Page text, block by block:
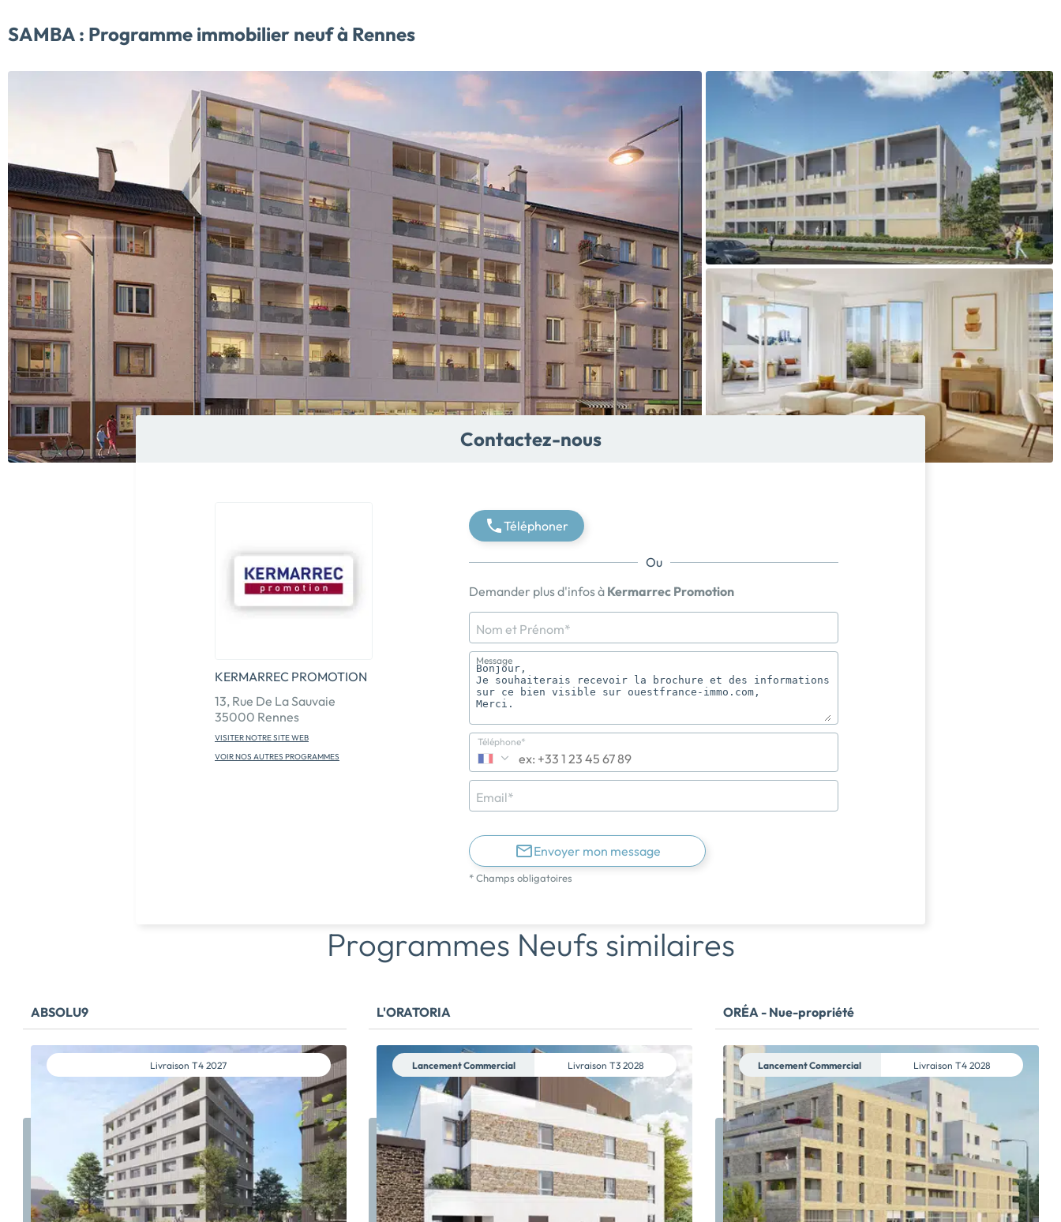
SAMBA : Programme immobilier neuf à Rennes
Contactez-nous
KERMARREC PROMOTION
13, Rue De La Sauvaie
35000 Rennes
VISITER NOTRE SITE WEB
VOIR NOS AUTRES PROGRAMMES
Téléphoner
Ou
Demander plus d'infos à Kermarrec Promotion
Nom et Prénom*
Message
Téléphone*
Email*
Envoyer mon message
* Champs obligatoires
Programmes Neufs similaires
ABSOLU9
Livraison T4 2027
L'ORATORIA
Lancement Commercial Livraison T3 2028
ORÉA - Nue-propriété
Lancement Commercial Livraison T4 2028